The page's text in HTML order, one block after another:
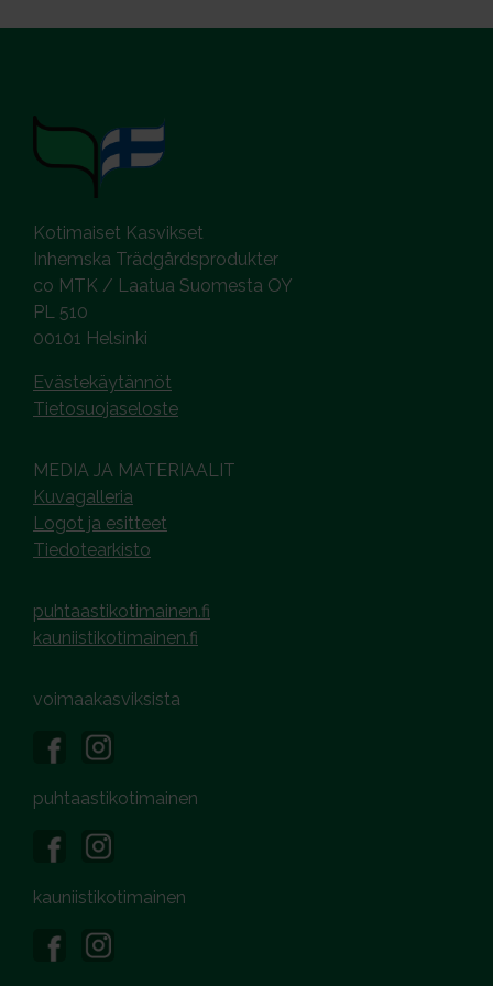
Kotimaiset Kasvikset
Inhemska Trädgårdsprodukter
co MTK / Laatua Suomesta OY
PL 510
00101 Helsinki
Evästekäytännöt
Tietosuojaseloste
MEDIA JA MATERIAALIT
Kuvagalleria
Logot ja esitteet
Tiedotearkisto
puhtaastikotimainen.fi
kauniistikotimainen.fi
voimaakasviksista
puhtaastikotimainen
kauniistikotimainen